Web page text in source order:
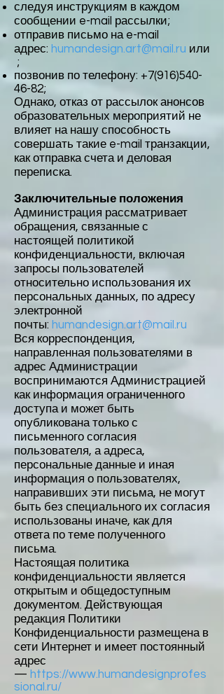
следуя инструкциям в каждом
сообщении e-mail рассылки;
отправив письмо на e-mail
адрес: humandesign.art@mail.ru или
;
позвонив по телефону: +7(916)540-
46-82;
Однако, отказ от рассылок анонсов
образовательных мероприятий не
влияет на нашу способность
совершать такие e-mail транзакции,
как отправка счета и деловая
переписка.
Заключительные положения
Администрация рассматривает
обращения, связанные с
настоящей политикой
конфиденциальности, включая
запросы пользователей
относительно использования их
персональных данных, по адресу
электронной
почты: humandesign.art@mail.ru
Вся корреспонденция,
направленная пользователями в
адрес Администрации
воспринимаются Администрацией
как информация ограниченного
доступа и может быть
опубликована только с
письменного согласия
пользователя, а адреса,
персональные данные и иная
информация о пользователях,
направивших эти письма, не могут
быть без специального их согласия
использованы иначе, как для
ответа по теме полученного
письма.
Настоящая политика
конфиденциальности является
открытым и общедоступным
документом. Действующая
редакция Политики
Конфиденциальности размещена в
сети Интернет и имеет постоянный
адрес
— https://www.humandesignprofes
sional.ru/